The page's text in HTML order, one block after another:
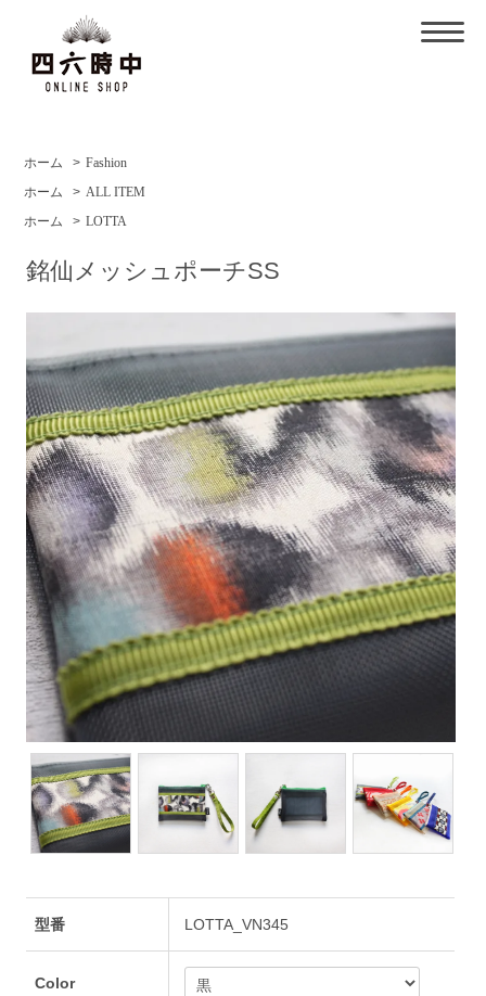
ホーム > Fashion
ホーム
> ALL ITEM
ホーム
> LOTTA
銘仙メッシュポーチSS
型番 LOTTA_VN345
Color